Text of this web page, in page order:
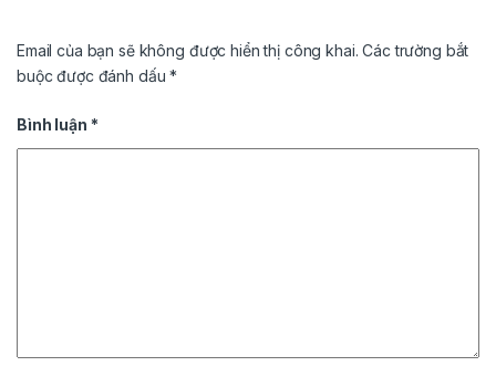
Email của bạn sẽ không được hiển thị công khai. Các trường bắt
buộc được đánh dấu*
Bình luận *